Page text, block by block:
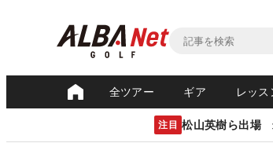
全ツアー ギア レッス
注目 松山英樹ら出場